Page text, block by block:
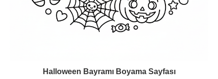
Halloween Bayramı Boyama Sayfası